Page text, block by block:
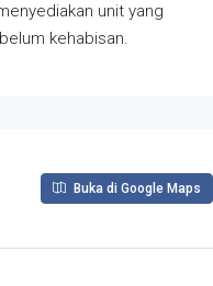
unit yang
kehabisan.
Buka di Google Maps